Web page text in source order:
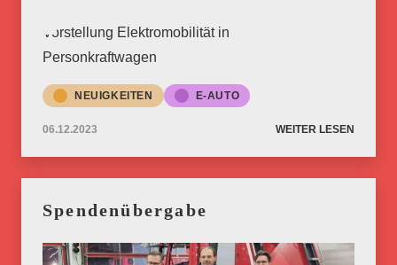
Vorstellung Elektromobilität in
Personkraftwagen
NEUIGKEITEN E-AUTO
06.12.2023 WEITER LESEN
Spendenübergabe